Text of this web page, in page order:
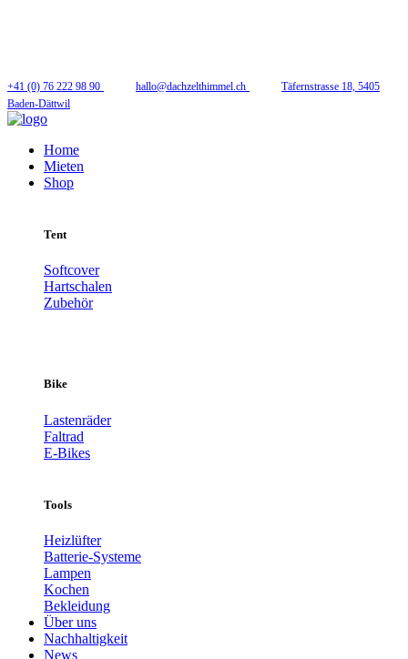
+41 (0) 76 222 98 90 hallo@dachzelthimmel.ch
Täfernstrasse 18, 5405
Baden-Dättwil
Home
Mieten
Shop
Tent
Softcover
Hartschalen
Zubehör
Bike
Lastenräder
Faltrad
E-Bikes
Tools
Heizlüfter
Batterie-Systeme
Lampen
Kochen
Bekleidung
Über uns
Nachhaltigkeit
News